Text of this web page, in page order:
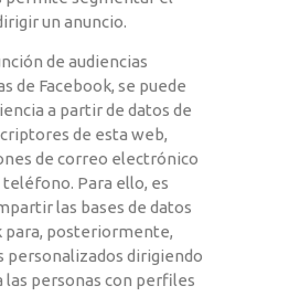
un anuncio.
de audiencias
de Facebook, se puede
a partir de datos de
de esta web,
de correo electrónico
Para ello, es
las bases de datos
para, posteriormente,
personalizados dirigiendo
las personas con perfiles